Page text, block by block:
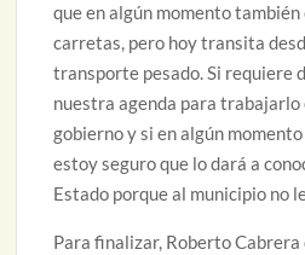
que en algún momento
carretas, pero hoy transita
transporte pesado. Si requiere
nuestra agenda para
gobierno y si en algún
estoy seguro que lo dará a
Estado porque al municipio no
Para finalizar, Roberto